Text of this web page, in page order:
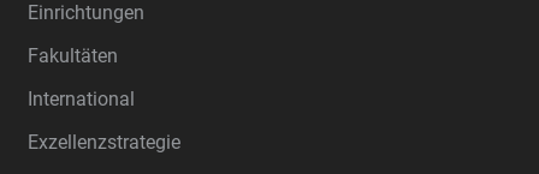
Einrichtungen
Fakultäten
International
Exzellenzstrategie